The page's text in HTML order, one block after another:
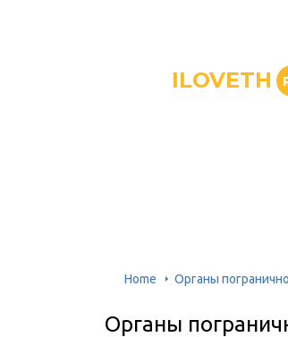
ILOVETH
Home Органы
Органы